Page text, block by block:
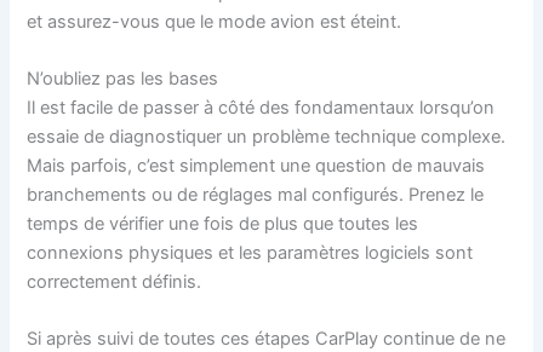
et assurez-vous que le mode avion est éteint.
N’oubliez pas les bases
Il est facile de passer à côté des fondamentaux lorsqu’on
essaie de diagnostiquer un problème technique complexe.
Mais parfois, c’est simplement une question de mauvais
branchements ou de réglages mal configurés. Prenez le
temps de vérifier une fois de plus que toutes les
connexions physiques et les paramètres logiciels sont
correctement définis.
Si après suivi de toutes ces étapes CarPlay continue de ne